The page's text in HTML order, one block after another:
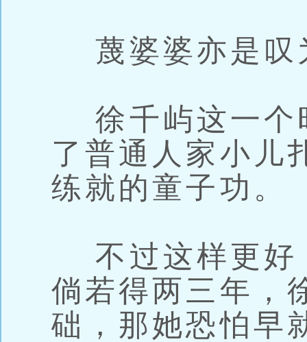
蔑婆婆亦是叹
徐千屿这一个
了普通人家小儿
练就的童子功。
不过这样更好
倘若得两三年，
础，那她恐怕早